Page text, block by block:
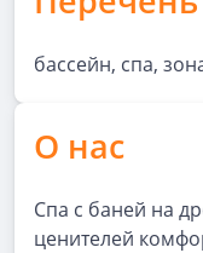
бассейн, спа,
О нас
Спа с баней на
ценителей